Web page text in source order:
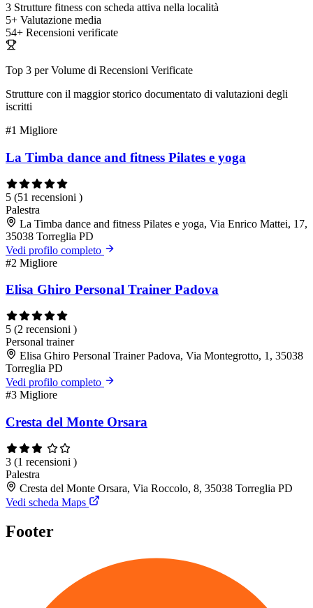
3 Strutture fitness con scheda attiva nella località
5+ Valutazione media
54+ Recensioni verificate
Top 3 per Volume di Recensioni Verificate
Strutture con il maggior storico documentato di valutazioni degli
iscritti
#1 Migliore
La Timba dance and fitness Pilates e yoga
5 (51 recensioni )
Palestra
La Timba dance and fitness Pilates e yoga, Via Enrico Mattei, 17,
35038 Torreglia PD
Vedi profilo completo
#2 Migliore
Elisa Ghiro Personal Trainer Padova
5 (2 recensioni )
Personal trainer
Elisa Ghiro Personal Trainer Padova, Via Montegrotto, 1, 35038
Torreglia PD
Vedi profilo completo
#3 Migliore
Cresta del Monte Orsara
3 (1 recensioni )
Palestra
Cresta del Monte Orsara, Via Roccolo, 8, 35038 Torreglia PD
Vedi scheda Maps
Footer